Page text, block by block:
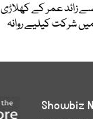
سے زائد عمر کے کھلاڑی
شرکت کیلیے روانہ
Showbiz